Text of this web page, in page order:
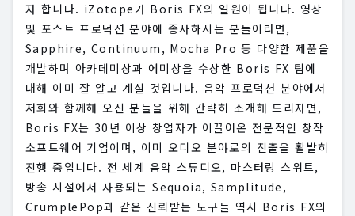
자 합니다. iZotope가 Boris FX의 일원이 됩니다. 영상
및 포스트 프로덕션 분야에 종사하시는 분들이라면,
Sapphire, Continuum, Mocha Pro 등 다양한 제품을
개발하며 아카데미상과 에미상을 수상한 Boris FX 팀에
대해 이미 잘 알고 계실 것입니다. 음악 프로덕션 분야에서
저희와 함께해 오신 분들을 위해 간략히 소개해 드리자면,
Boris FX는 30년 이상 창업자가 이끌어온 전문적인 창작
소프트웨어 기업이며, 이미 오디오 분야로의 진출을 활발히
진행 중입니다. 전 세계 음악 스튜디오, 마스터링 스위트,
방송 시설에서 사용되는 Sequoia, Samplitude,
CrumplePop과 같은 신뢰받는 도구들 역시 Boris FX의